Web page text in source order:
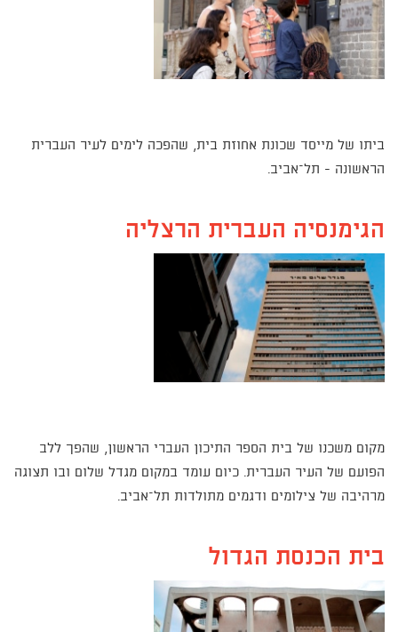
ביתו של מייסד שכונת אחוזת בית, שהפכה לימים לעיר העברית
הראשונה - תל–אביב.
הגימנסיה העברית הרצליה
מקום משכנו של בית הספר התיכון העברי הראשון, שהפך ללב
הפועם של העיר העברית. כיום עומד במקום מגדל שלום ובו תצוגה
מרהיבה של צילומים ודגמים מתולדות תל–אביב.
בית הכנסת הגדול